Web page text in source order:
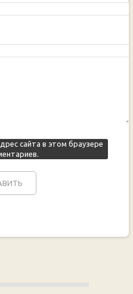
сайта в этом браузере